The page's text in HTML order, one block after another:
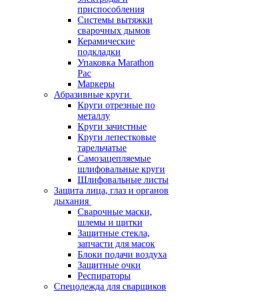
приспособления
Системы вытяжки
сварочных дымов
Керамические
подкладки
Упаковка Marathon
Pac
Маркеры
Абразивные круги
Круги отрезные по
металлу
Круги зачистные
Круги лепестковые
тарельчатые
Самозацепляемые
шлифовальные круги
Шлифовальные листы
Защита лица, глаз и органов
дыхания
Сварочные маски,
шлемы и щитки
Защитные стекла,
запчасти для масок
Блоки подачи воздуха
Защитные очки
Респираторы
Спецодежда для сварщиков